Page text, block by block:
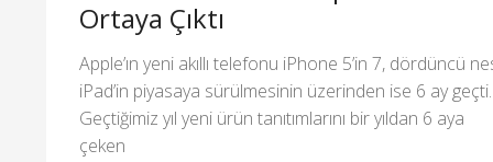
Ortaya Çıktı
Apple’ın yeni akıllı telefonu iPhone 5’in 7, dördüncü
iPad’in piyasaya sürülmesinin üzerinden ise 6 ay geçti.
Geçtiğimiz yıl yeni ürün tanıtımlarını bir yıldan 6 aya
çeken